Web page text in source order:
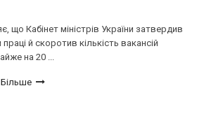
що Кабінет міністрів України затвердив
й скоротив кількість вакансій
на 20 ...
Більше